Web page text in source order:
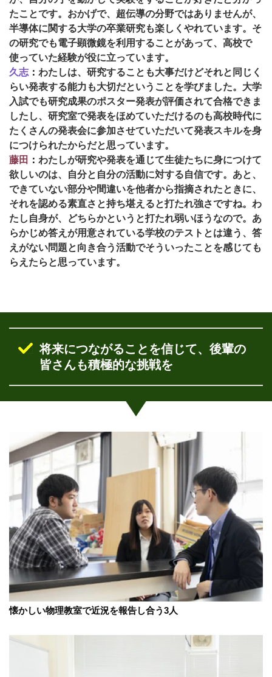
たことです。おかげで、超伝導の分野ではありませんが、
半導体に関する大学の卒業研究も楽しくやれています。そ
の研究でも電子顕微鏡を利用することがあって、高校で
使っていた経験が役に立っています。
久志 ： わたしは、研究することも大事だけどそれと同じく
らい発表する能力も大切だということを学びました。大学
入試でも研究成果のポスター発表が評価されて合格できま
したし、研究室で発表をほめていただけるのも高校時代に
たくさんの発表会に参加させていただいて発表スキルを身
につけられたからだと思っています。
藤田 ： わたしが研究や発表を通じて生徒たちに身につけて
欲しいのは、自分と自分の活動に対する自信です。あと、
できていない部分や間違いを他者から指摘されたときに、
それを認める素直さと持ち堪えると打たれ強さですね。わ
たし自身が、どちらかというと打たれ弱いほうなので。あ
らかじめ答えが用意されている学校のテストとは違う、答
えがない問題と向き合う活動でそういったことを感じても
らえたらと思っています。
将来につながることを信じて、後輩の
皆さんも積極的な挑戦を
懐かしい物理教室で近況を報告し合う3人